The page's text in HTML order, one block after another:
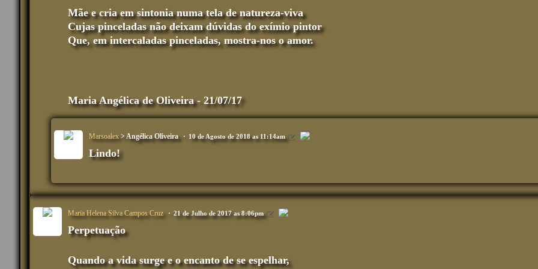
Mãe e cria em sintonia numa tela de natureza-viva
Cujas pinceladas não deixam dúvidas do exímio pintor
Que, em intercaladas pinceladas, mostra-nos o amor.
Maria Angélica de Oliveira - 21/07/17
Marsoalex> Angélica Oliveira 10 de Agosto de 2018 as 11:14am
Lindo!
Maria Helena Silva Campos Cruz 21 de Julho de 2017 as 8:06pm
Perpetuação
Quando a vida surge e o encanto de se espelhar,